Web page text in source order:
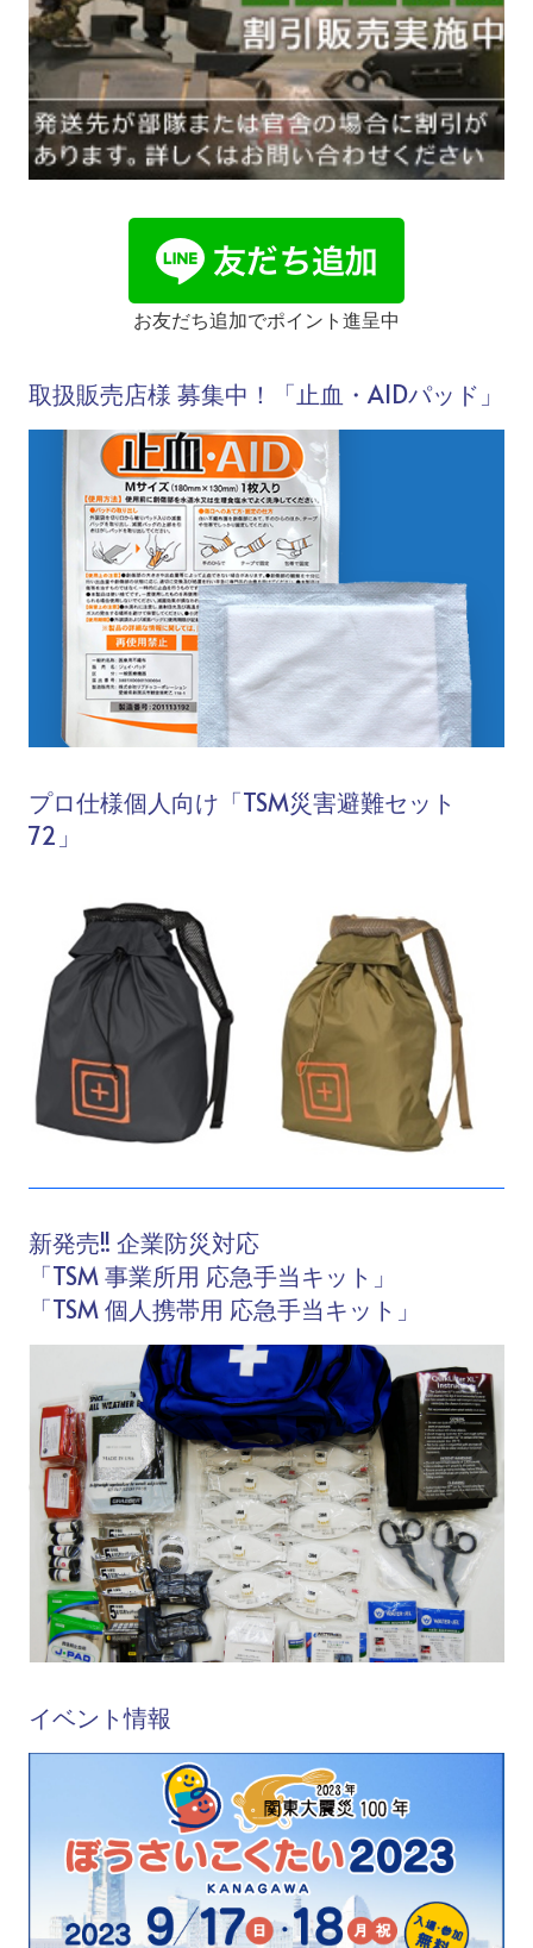
お友だち追加でポイント進呈中
取扱販売店様 募集中！「止血・AIDパッド」
プロ仕様個人向け「TSM災害避難セット
72」
新発売!! 企業防災対応
「TSM 事業所用 応急手当キット」
「TSM 個人携帯用 応急手当キット」
イベント情報